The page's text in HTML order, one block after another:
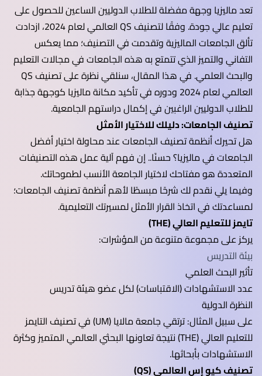
تعد ماليزيا وجهة مفضلة للطلاب الدوليين الساعين للحصول على
تعليم عالي جودة. وفقًا لتصنيف QS العالمي لعام 2024، ازدادت
تألق الجامعات الماليزية وتقدمت في التصنيف؛ مما يعكس
التفاني والتميز الذي تتمتع به هذه الجامعات في مجالات التعليم
والبحث العلمي. في هذا المقال، سنلقي نظرة على تصنيف QS
العالمي لعام 2024 ودوره في تأكيد مكانة ماليزيا كوجهة جذابة
للطلاب الدوليين الراغبين في إكمال دراستهم الجامعية.
تصنيف الجامعات: دليلك للاختيار الأمثل
هل تحيرك أنظمة تصنيف الجامعات عند محاولة اختيار أفضل
الجامعات في ماليزيا؟ حسنًا.. إن فهم آلية عمل هذه التصنيفات
المتعددة هو مفتاحك لاختيار الجامعة الأنسب لطموحاتك.
وفيما يلي نقدم لك شرحًا مبسطًا لأهم أنظمة تصنيف الجامعات؛
لمساعدتك في اتخاذ القرار الأمثل لمسيرتك التعليمية.
تايمز للتعليم العالي (THE)
يركز على مجموعة متنوعة من المؤشرات:
بيئة التدريس
تأثير البحث العلمي
عدد الاستشهادات (الاقتباسات) لكل عضو هيئة تدريس
النظرة الدولية
على سبيل المثال: ترتقي جامعة مالايا (UM) في تصنيف التايمز
للتعليم العالي (THE) نتيجة تعاونها البحثي العالمي المتميز وكثرة
الاستشهادات بأبحاثها.
تصنيف كيو إس العالمي (QS)